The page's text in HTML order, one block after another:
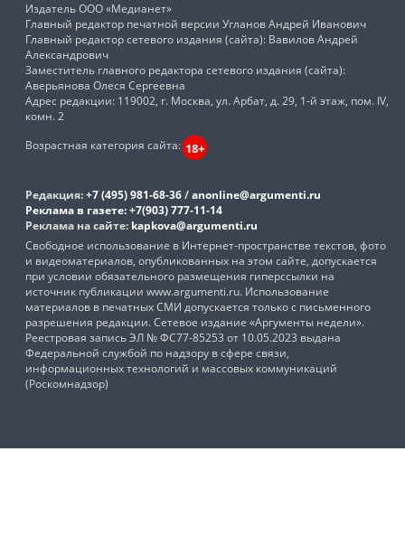
Издатель ООО «Медианет»
Главный редактор печатной версии Угланов Андрей Иванович
Главный редактор сетевого издания (сайта): Вавилов Андрей
Александрович
Заместитель главного редактора сетевого издания (сайта):
Аверьянова Олеся Сергеевна
Адрес редакции: 119002, г. Москва, ул. Арбат, д. 29, 1-й этаж, пом. IV,
комн. 2
Возрастная категория сайта: 18+
Редакция:+7 (495) 981-68-36/anonline@argumenti.ru
Реклама в газете:+7(903) 777-11-14
Реклама на сайте: kapkova@argumenti.ru
Свободное использование в Интернет-пространстве текстов, фото
и видеоматериалов, опубликованных на этом сайте, допускается
при условии обязательного размещения гиперссылки на
источник публикации www.argumenti.ru. Использование
материалов в печатных СМИ допускается только с письменного
разрешения редакции. Сетевое издание «Аргументы недели».
Реестровая запись ЭЛ № ФС77-85253 от 10.05.2023 выдана
Федеральной службой по надзору в сфере связи,
информационных технологий и массовых коммуникаций
(Роскомнадзор)